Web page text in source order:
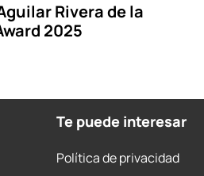
Rivera de la
2025
Te puede interesar
Política de privacidad